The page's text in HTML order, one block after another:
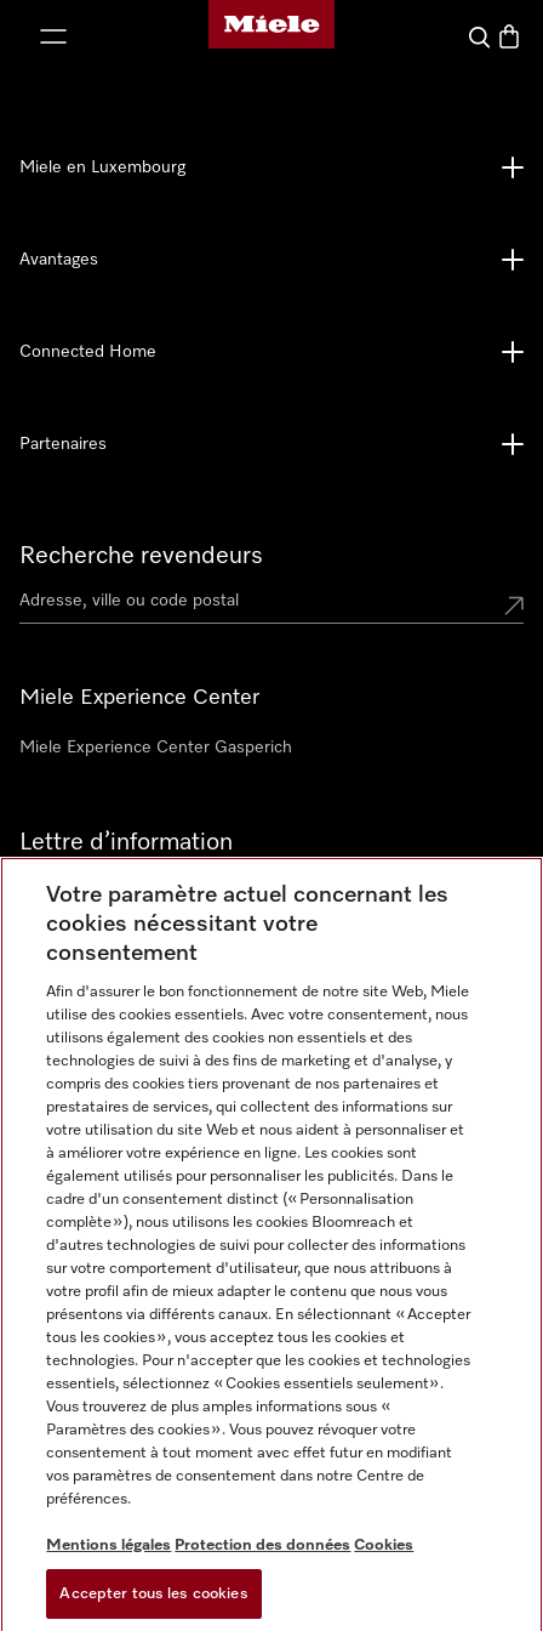
Page d'accueil de Miele
Panier
Recherche revendeurs
Miele Experience Center
Miele Experience Center Gasperich
Lettre d’information
Langue
FRANCAIS
Miele en Luxembourg
Avantages
Connected Home
Partenaires
Informations légales
CGV
Conditions d’utilisation
Déclaration d'accessibilité
Digital Services Act
Miele sur Instagram
Miele sur Youtube
Votre paramètre actuel concernant les
cookies nécessitant votre
consentement
Afin d'assurer le bon fonctionnement de notre site Web, Miele
utilise des cookies essentiels. Avec votre consentement, nous
utilisons également des cookies non essentiels et des
technologies de suivi à des fins de marketing et d'analyse, y
compris des cookies tiers provenant de nos partenaires et
prestataires de services, qui collectent des informations sur
votre utilisation du site Web et nous aident à personnaliser et
à améliorer votre expérience en ligne. Les cookies sont
également utilisés pour personnaliser les publicités. Dans le
cadre d'un consentement distinct (« Personnalisation
complète »), nous utilisons les cookies Bloomreach et
d'autres technologies de suivi pour collecter des informations
sur votre comportement d'utilisateur, que nous attribuons à
votre profil afin de mieux adapter le contenu que nous vous
présentons via différents canaux. En sélectionnant « Accepter
tous les cookies », vous acceptez tous les cookies et
technologies. Pour n'accepter que les cookies et technologies
essentiels, sélectionnez « Cookies essentiels seulement».
Vous trouverez de plus amples informations sous «
Paramètres des cookies ». Vous pouvez révoquer votre
consentement à tout moment avec effet futur en modifiant
vos paramètres de consentement dans notre Centre de
préférences.
Mentions légales Protection des données Cookies
Accepter tous les cookies